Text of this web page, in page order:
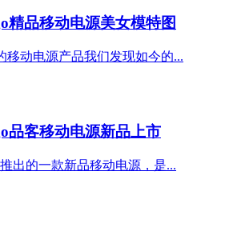
精品移动电源美女模特图
动电源产品我们发现如今的...
品客移动电源新品上市
出的一款新品移动电源，是...